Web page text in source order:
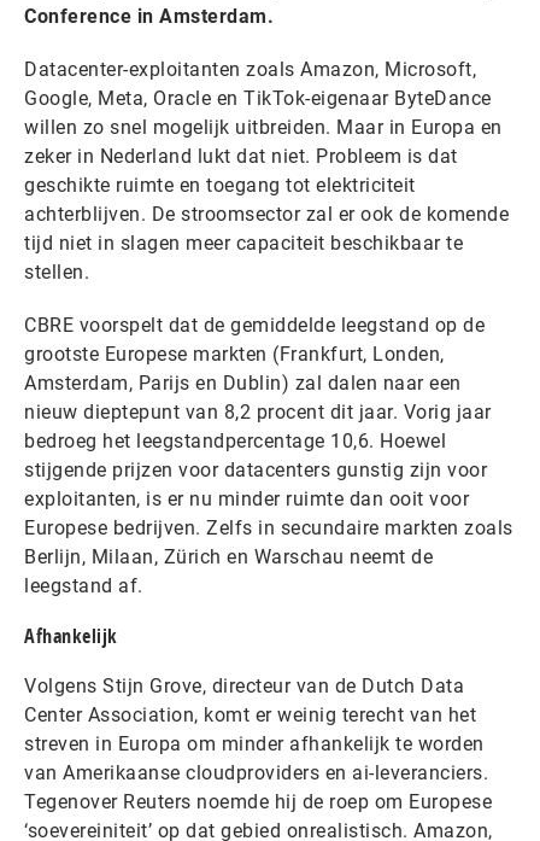
Conference in Amsterdam.
Datacenter-exploitanten zoals Amazon, Microsoft,
Google, Meta, Oracle en TikTok-eigenaar ByteDance
willen zo snel mogelijk uitbreiden. Maar in Europa en
zeker in Nederland lukt dat niet. Probleem is dat
geschikte ruimte en toegang tot elektriciteit
achterblijven. De stroomsector zal er ook de komende
tijd niet in slagen meer capaciteit beschikbaar te
stellen.
CBRE voorspelt dat de gemiddelde leegstand op de
grootste Europese markten (Frankfurt, Londen,
Amsterdam, Parijs en Dublin) zal dalen naar een
nieuw dieptepunt van 8,2 procent dit jaar. Vorig jaar
bedroeg het leegstandpercentage 10,6. Hoewel
stijgende prijzen voor datacenters gunstig zijn voor
exploitanten, is er nu minder ruimte dan ooit voor
Europese bedrijven. Zelfs in secundaire markten zoals
Berlijn, Milaan, Zürich en Warschau neemt de
leegstand af.
Afhankelijk
Volgens Stijn Grove, directeur van de Dutch Data
Center Association, komt er weinig terecht van het
streven in Europa om minder afhankelijk te worden
van Amerikaanse cloudproviders en ai-leveranciers.
Tegenover Reuters noemde hij de roep om Europese
‘soevereiniteit’ op dat gebied onrealistisch. Amazon,